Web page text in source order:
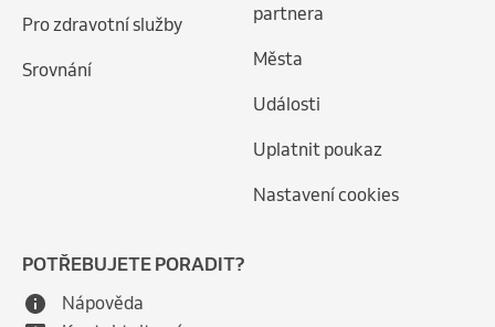
Pro zdravotní služby
Srovnání
partnera
Města
Události
Uplatnit poukaz
Nastavení cookies
POTŘEBUJETE PORADIT?
Nápověda